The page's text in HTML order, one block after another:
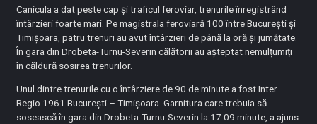
Canicula a dat peste cap și traficul feroviar, trenurile înregistrând
întârzieri foarte mari. Pe magistrala feroviară 100 între București și
Timișoara, patru trenuri au avut întârzieri de până la oră și jumătate.
În gara din Drobeta-Turnu-Severin călătorii au așteptat nemulțumiți
în căldură sosirea trenurilor.
Unul dintre trenurile cu o întârziere de 90 de minute a fost Inter
Regio 1961 București – Timișoara. Garnitura care trebuia să
sosească în gara din Drobeta-Turnu-Severin la 17.09 minute, a ajuns